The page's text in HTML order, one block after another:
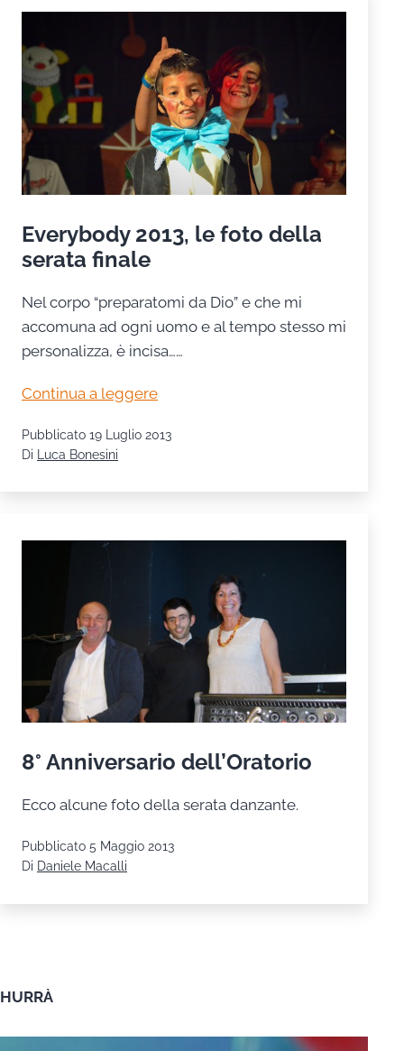
Dott.ssa
Elsa
Belotti
Everybody 2013, le foto della
serata finale
Nel corpo “preparatomi da Dio” e che mi
accomuna ad ogni uomo e al tempo stesso mi
personalizza, è incisa……
Continua a leggereEverybody
le
della
finale
Pubblicato 19 Luglio 2013
Di
Luca Bonesini
8° Anniversario dell’Oratorio
Ecco alcune foto della serata danzante.
Pubblicato 5 Maggio 2013
Di Daniele Macalli
HURRÀ